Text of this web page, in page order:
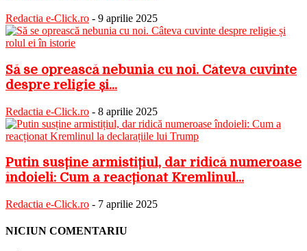
Redactia e-Click.ro - 9 aprilie 2025
Să se oprească nebunia cu noi. Câteva cuvinte
despre religie și...
Redactia e-Click.ro - 8 aprilie 2025
Putin susține armistițiul, dar ridică numeroase
îndoieli: Cum a reacționat Kremlinul...
Redactia e-Click.ro - 7 aprilie 2025
NICIUN COMENTARIU